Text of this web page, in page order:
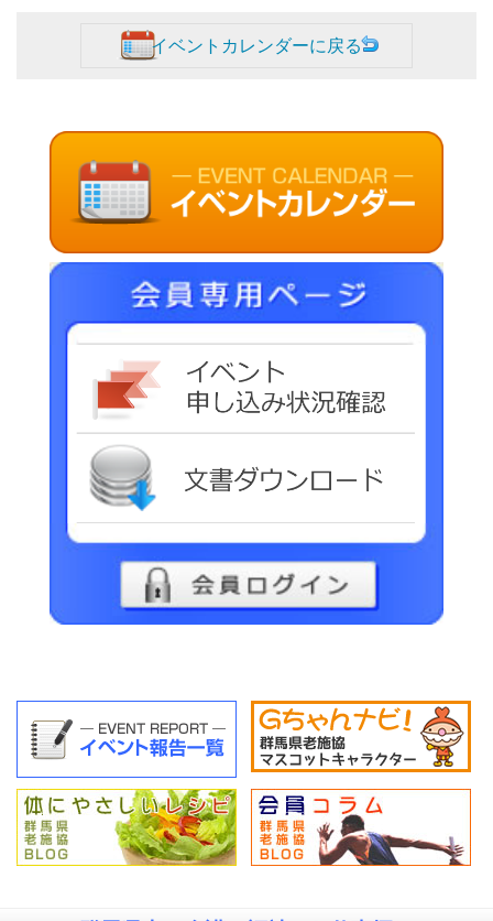
イベントカレンダーに戻る